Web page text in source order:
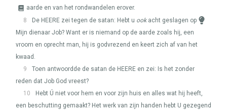
aarde en van het rondwandelen erover.
8
De HEERE zei tegen de satan: Hebt u ookacht geslagen op
Mijn dienaar Job? Want er is niemand op de aarde zoals hij, een
vroom en oprecht man, hij is godvrezend en keert zich af van het
kwaad.
9
Toen antwoordde de satan de HEERE en zei: Is het zonder
reden dat Job God vreest?
10
Hebt Ú niet voor hem en voor zijn huis en alles wat hij heeft,
een beschutting gemaakt? Het werk van zijn handen hebt U gezegend